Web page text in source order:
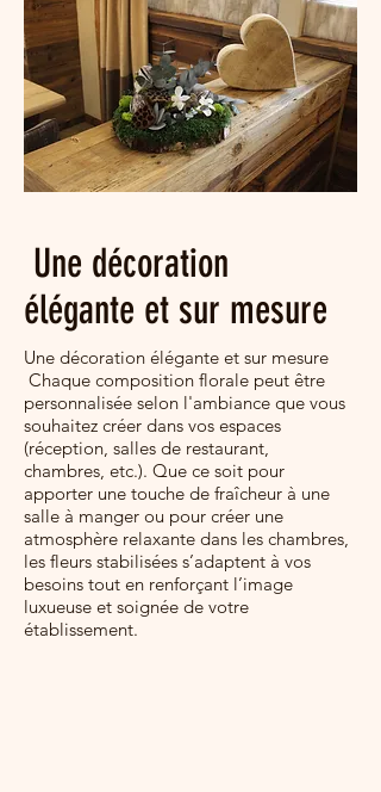
Une décoration
élégante et sur mesure
Une décoration élégante et sur mesure
Chaque composition florale peut être
personnalisée selon l'ambiance que vous
souhaitez créer dans vos espaces
(réception, salles de restaurant,
chambres, etc.). Que ce soit pour
apporter une touche de fraîcheur à une
salle à manger ou pour créer une
atmosphère relaxante dans les chambres,
les fleurs stabilisées s’adaptent à vos
besoins tout en renforçant l’image
luxueuse et soignée de votre
établissement.